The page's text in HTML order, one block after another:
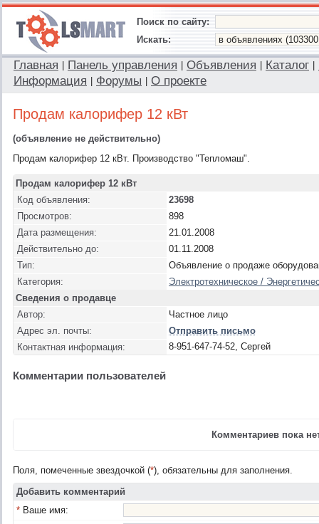
Поиск по сайту:
Искать:
Главная Панель управления Объявления Каталог
Информация
Форумы О проекте
Продам калорифер 12 кВт
(объявление не действительно)
Продам калорифер 12 кВт. Производство "Тепломаш".
Продам калорифер 12 кВт
Код объявления:
23698
Просмотров:
898
Дата размещения:
21.01.2008
Действительно до:
01.11.2008
Тип:
Объявление о продаже
Категория:
Электротехническое /
Сведения о продавце
Автор:
Частное лицо
Адрес эл. почты:
Отправить письмо
Контактная информация:
8-951-647-74-52, Сергей
Комментарии пользователей
Комментариев пока
Поля, помеченные звездочкой (*), обязательны для заполнения.
Добавить комментарий
* Ваше имя: